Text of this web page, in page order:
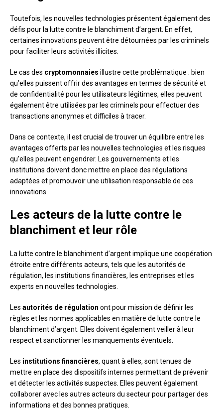
Toutefois, les nouvelles technologies présentent également des
défis pour la lutte contre le blanchiment d’argent. En effet,
certaines innovations peuvent être détournées par les criminels
pour faciliter leurs activités illicites.
Le cas des cryptomonnaies illustre cette problématique : bien
qu’elles puissent offrir des avantages en termes de sécurité et
de confidentialité pour les utilisateurs légitimes, elles peuvent
également être utilisées par les criminels pour effectuer des
transactions anonymes et difficiles à tracer.
Dans ce contexte, il est crucial de trouver un équilibre entre les
avantages offerts par les nouvelles technologies et les risques
qu’elles peuvent engendrer. Les gouvernements et les
institutions doivent donc mettre en place des régulations
adaptées et promouvoir une utilisation responsable de ces
innovations.
Les acteurs de la lutte contre le
blanchiment et leur rôle
La lutte contre le blanchiment d’argent implique une coopération
étroite entre différents acteurs, tels que les autorités de
régulation, les institutions financières, les entreprises et les
experts en nouvelles technologies.
Les autorités de régulation ont pour mission de définir les
règles et les normes applicables en matière de lutte contre le
blanchiment d’argent. Elles doivent également veiller à leur
respect et sanctionner les manquements éventuels.
Les institutions financières, quant à elles, sont tenues de
mettre en place des dispositifs internes permettant de prévenir
et détecter les activités suspectes. Elles peuvent également
collaborer avec les autres acteurs du secteur pour partager des
informations et des bonnes pratiques.